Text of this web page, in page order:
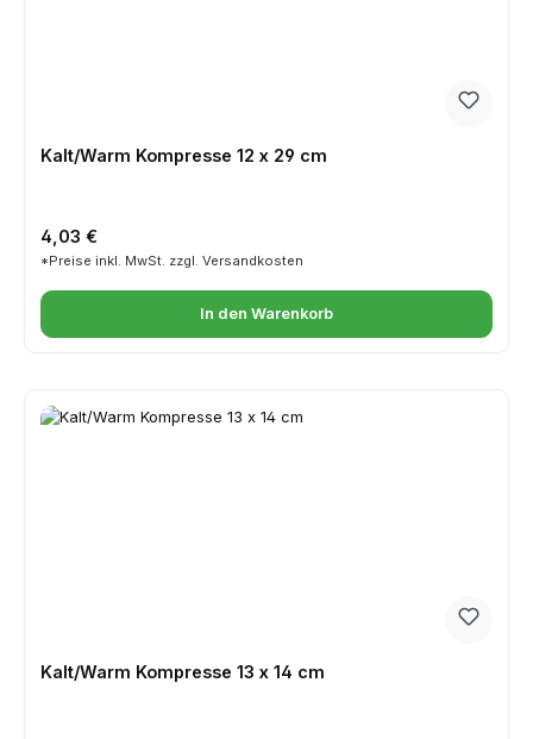
Kalt/Warm Kompresse 12 x 29 cm
Regulärer Preis:
4,03 €
*Preise inkl. MwSt. zzgl. Versandkosten
In den Warenkorb
Kalt/Warm Kompresse 13 x 14 cm